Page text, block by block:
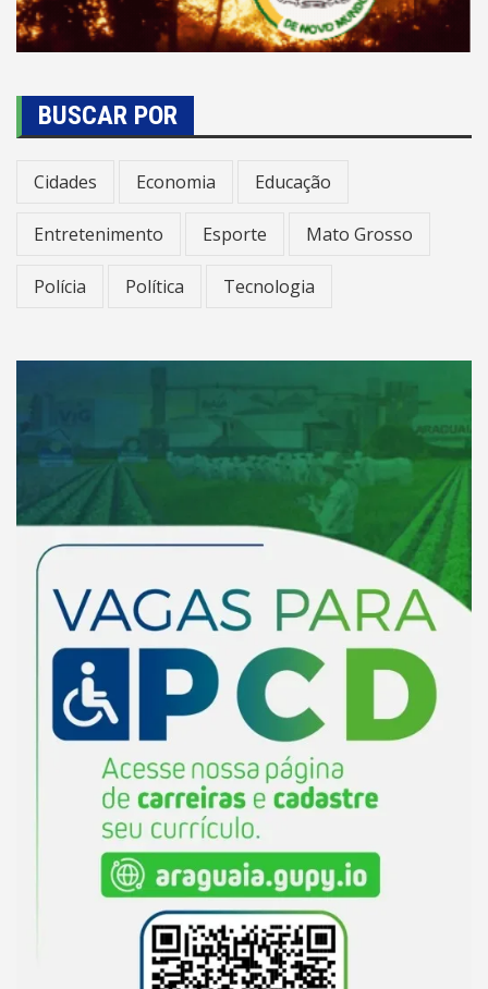
BUSCAR POR
Cidades Economia Educação
Entretenimento Esporte Mato Grosso
Polícia Política Tecnologia